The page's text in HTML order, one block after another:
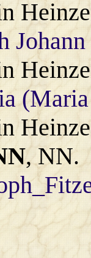
Johann
, NN.